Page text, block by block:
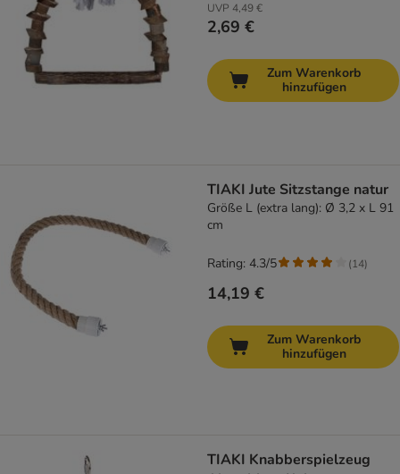
UVP 4,49 €
2,69 €
Zum Warenkorb
hinzufügen
TIAKI Jute Sitzstange natur
Größe L (extra lang): Ø 3,2 x L 91
cm
14,19 €
Rating: 4.3/5 (14)
Zum Warenkorb
hinzufügen
TIAKI Knabberspielzeug